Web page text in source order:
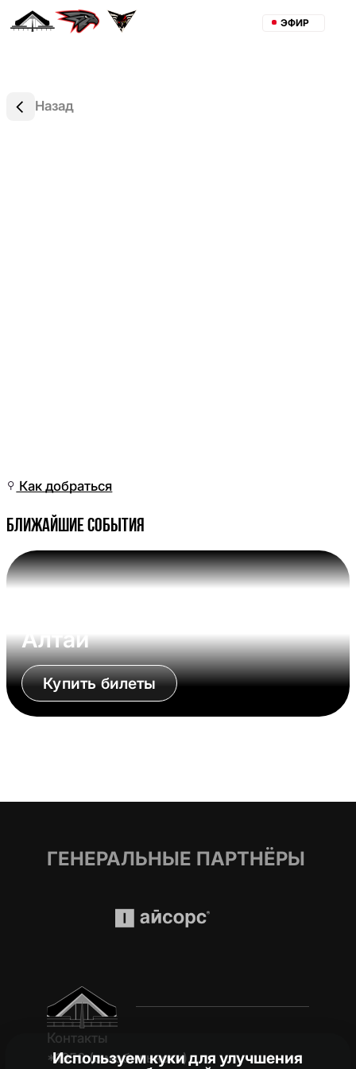
ЭФИР
Назад
Как добраться
Ближайшие события
Алтай
Купить билеты
ГЕНЕРАЛЬНЫЕ ПАРТНЁРЫ
Контакты
*1950 (c мобильного)
Используем куки для улучшения